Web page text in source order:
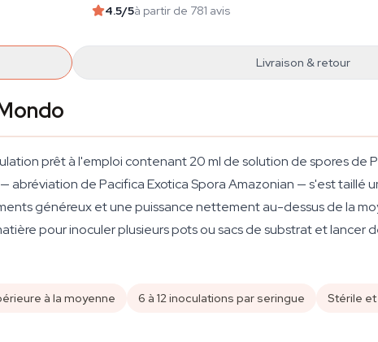
4.5/5à partir de 781 avis
Livraison & retour
prêt à l'emploi contenant 20 ml de solution de spores de
abréviation de Pacifica Exotica Spora Amazonian — s'est taillé
généreux et une puissance nettement au-dessus de la
pour inoculer plusieurs pots ou sacs de substrat et lancer
à la moyenne 6 à 12 inoculations par seringue Stérile